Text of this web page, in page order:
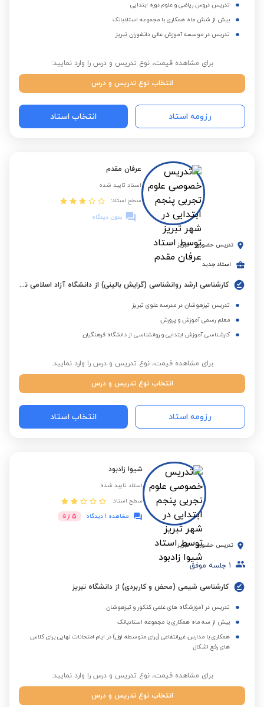
تدریس دروس ریاضی و علوم دوره ابتدایی
بیش از شش ماه همکاری با مجموعه استادبانک
تدریس در موسسه آموزش عالی دانشوران تبریز
برای مشاهده قیمت، نوع تدریس و درس را وارد نمایید:
انتخاب نوع تدریس و درس
رزومه استاد انتخاب استاد
عرفان مقدم
استاد تایید شده
سطح استاد:
بدون دیدگاه
تدریس حضوری - تبریز
استاد جدید
کارشناسی ارشد روانشناسی (گرایش بالینی) از دانشگاه آزاد اسلامی تبریز
تدریس تیزهوشان در مدرسه علوی تبریز
معلم رسمی آموزش و پرورش
کارشناسی آموزش ابتدایی و روانشناسی از دانشگاه فرهنگیان
برای مشاهده قیمت، نوع تدریس و درس را وارد نمایید:
انتخاب نوع تدریس و درس
رزومه استاد انتخاب استاد
شیوا زادبود
استاد تایید شده
سطح استاد:
مشاهده 1 دیدگاه
5 از 5
تدریس حضوری - تبریز
1 جلسه موفق
کارشناسی شیمی (محض و کاربردی) از دانشگاه تبریز
تدریس در آموزشگاه های علمی کنکور و تیزهوشان
بیش از سه ماه همکاری با مجموعه استادبانک
همکاری با مدارس غیرانتفاعی (برای متوسطه اول) در ایام امتحانات نهایی برای کلاس
های رفع اشکال
برای مشاهده قیمت، نوع تدریس و درس را وارد نمایید:
انتخاب نوع تدریس و درس